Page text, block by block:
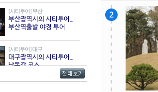
[시티투어] 부산
부산광역시의 시티투어_
부산역출발 야경 투어
[시티투어] 대구
대구광역시의 시티투어_
낙동강 코스
2